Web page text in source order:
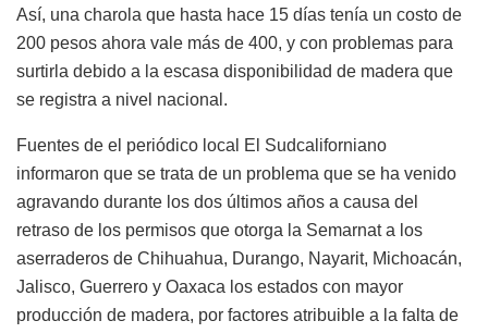
Así, una charola que hasta hace 15 días tenía un costo de
200 pesos ahora vale más de 400, y con problemas para
surtirla debido a la escasa disponibilidad de madera que
se registra a nivel nacional.
Fuentes de el periódico local El Sudcaliforniano
informaron que se trata de un problema que se ha venido
agravando durante los dos últimos años a causa del
retraso de los permisos que otorga la Semarnat a los
aserraderos de Chihuahua, Durango, Nayarit, Michoacán,
Jalisco, Guerrero y Oaxaca los estados con mayor
producción de madera, por factores atribuible a la falta de